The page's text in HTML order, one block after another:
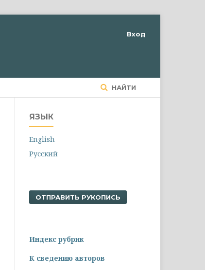
НАЙТИ
Вход
ЯЗЫК
English
Русский
ОТПРАВИТЬ РУКОПИСЬ
Индекс рубрик
К сведению авторов